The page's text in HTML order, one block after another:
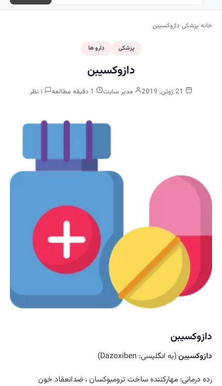
خانه/پزشکی/دازوکسیبن
پزشکی دارو ها
دازوکسیبن
مدیر سایت
دازوکسیبن
دازوکسیبن(به انگلیسی: Dazoxiben
)
رده درمانی: مهارکننده ساخت ترومبوکسان ، ضدانعقاد خون